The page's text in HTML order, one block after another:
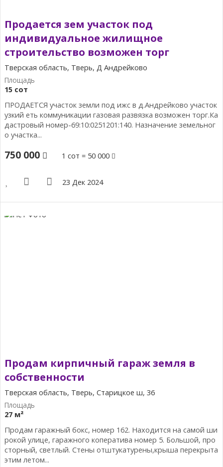
Продается зем участок под
индивидуальное жилищное
строительство возможен торг
Тверская область, Тверь, Д Андрейково
15 сот
ПРОДАЕТСЯ участок земли под ижс в д.Андрейково участок
узкий еть коммуникации газовая развязка возможен торг.Ка
дастровый номер-69:10:0251201:140. Назначение земельног
о участка...
750 000 1 сот = 50 000
23 Дек 2024
Продам кирпичный гараж земля в
собственности
Тверская область, Тверь, Старицкое ш, 36
27 м²
Продам гаражный бокс, номер 162. Находится на самой ши
рокой улице, гаражного коператива номер 5. Большой, про
сторный, светлый. Стены отштукатурены,крыша перекрыта
этим летом...